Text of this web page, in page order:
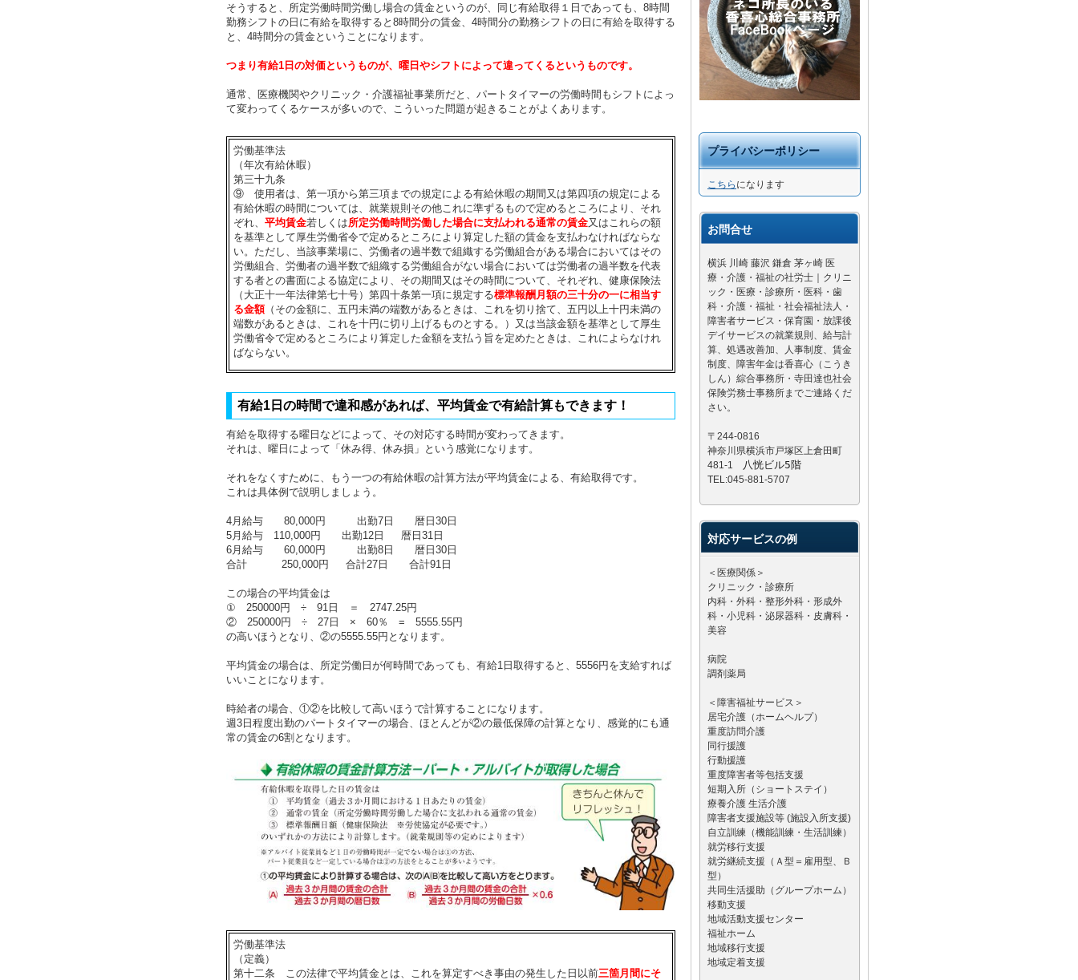
そうすると、所定労働時間労働し場合の賃金というのが、同じ有給取得１日であっても、8時間
勤務シフトの日に有給を取得すると8時間分の賃金、4時間分の勤務シフトの日に有給を取得する
と、4時間分の賃金ということになります。
つまり有給1日の対価というものが、曜日やシフトによって違ってくるというものです。
通常、医療機関やクリニック・介護福祉事業所だと、パートタイマーの労働時間もシフトによっ
て変わってくるケースが多いので、こういった問題が起きることがよくあります。
労働基準法
（年次有給休暇）
第三十九条
⑨ 使用者は、第一項から第三項までの規定による有給休暇の期間又は第四項の規定による
有給休暇の時間については、就業規則その他これに準ずるもので定めるところにより、それ
ぞれ、 平均賃金若しくは所定労働時間労働した場合に支払われる通常の賃金又はこれらの額
を基準として厚生労働省令で定めるところにより算定した額の賃金を支払わなければならな
い。ただし、当該事業場に、労働者の過半数で組織する労働組合がある場合においてはその
労働組合、労働者の過半数で組織する労働組合がない場合においては労働者の過半数を代表
する者との書面による協定により、その期間又はその時間について、それぞれ、健康保険法
（大正十一年法律第七十号）第四十条第一項に規定する標準報酬月額の三十分の一に相当す
る金額（その金額に、五円未満の端数があるときは、これを切り捨て、五円以上十円未満の
端数があるときは、これを十円に切り上げるものとする。）又は当該金額を基準として厚生
労働省令で定めるところにより算定した金額を支払う旨を定めたときは、これによらなけれ
ばならない。
有給1日の時間で違和感があれば、平均賃金で有給計算もできます！
有給を取得する曜日などによって、その対応する時間が変わってきます。
それは、曜日によって「休み得、休み損」という感覚になります。
それをなくすために、もう一つの有給休暇の計算方法が平均賃金による、有給取得です。
これは具体例で説明しましょう。
4月給与 80,000円 出勤7日 暦日30日
5月給与 110,000円 出勤12日 暦日31日
6月給与 60,000円 出勤8日 暦日30日
合計 250,000円 合計27日 合計91日
この場合の平均賃金は
① 250000円 ÷ 91日 ＝ 2747.25円
② 250000円 ÷ 27日 × 60％ = 5555.55円
の高いほうとなり、②の5555.55円となります。
平均賃金の場合は、所定労働日が何時間であっても、有給1日取得すると、5556円を支給すれば
いいことになります。
時給者の場合、①②を比較して高いほうで計算することになります。
週3日程度出勤のパートタイマーの場合、ほとんどが②の最低保障の計算となり、感覚的にも通
常の賃金の6割となります。
労働基準法
（定義）
第十二条 この法律で平均賃金とは、これを算定すべき事由の発生した日以前三箇月間にそ
プライバシーポリシー
こちら になります
お問合せ
横浜 川崎 藤沢 鎌倉 茅ヶ崎 医
療・介護・福祉の社労士｜クリニ
ック・医療・診療所・医科・歯
科・介護・福祉・社会福祉法人・
障害者サービス・保育園・放課後
デイサービスの就業規則、給与計
算、処遇改善加、人事制度、賃金
制度、障害年金は香喜心（こうき
しん）綜合事務所・寺田達也社会
保険労務士事務所までご連絡くだ
さい。
〒244-0816
神奈川県横浜市戸塚区上倉田町
481-1 八恍ビル5階
TEL:045-881-5707
対応サービスの例
＜医療関係＞
クリニック・診療所
内科・外科・整形外科・形成外
科・小児科・泌尿器科・皮膚科・
美容
病院
調剤薬局
＜障害福祉サービス＞
居宅介護（ホームヘルプ）
重度訪問介護
同行援護
行動援護
重度障害者等包括支援
短期入所（ショートステイ）
療養介護 生活介護
障害者支援施設等 (施設入所支援)
自立訓練（機能訓練・生活訓練）
就労移行支援
就労継続支援（Ａ型＝雇用型、Ｂ
型）
共同生活援助（グループホーム）
移動支援
地域活動支援センター
福祉ホーム
地域移行支援
地域定着支援